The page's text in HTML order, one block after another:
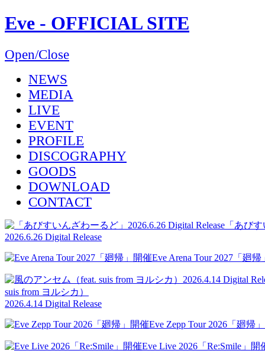
Eve - OFFICIAL SITE
Open/Close
NEWS
MEDIA
LIVE
EVENT
PROFILE
DISCOGRAPHY
GOODS
DOWNLOAD
CONTACT
「あび
2026.6.26 Digital Release
Eve Arena Tour 2027「廻
suis from ヨルシカ）
2026.4.14 Digital Release
Eve Zepp Tour 2026「廻帰
Eve Live 2026「Re:Smile」開